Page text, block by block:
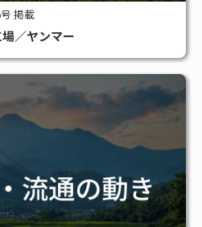
掲載
／ヤンマー